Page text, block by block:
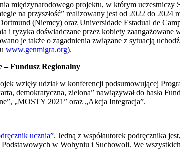
międzynarodowego projektu, w którym
na przyszłość” realizowany jest od 2022 do
(Niemcy) oraz Universidade Estadual de
i ryzyka doświadczane przez kobiety
je także o zagadnienia związane z sytuacją
www.genmigra.org).
– Fundusz Regionalny
wzięły udział w konferencji podsumowującej
demokratyczna, zielona” nawiązywał do hasła
„MOSTY 2021” oraz „Akcja Integracja”.
ucznia”. Jedną z współautorek podręcznika
w Wohyniu i Suchowoli. We